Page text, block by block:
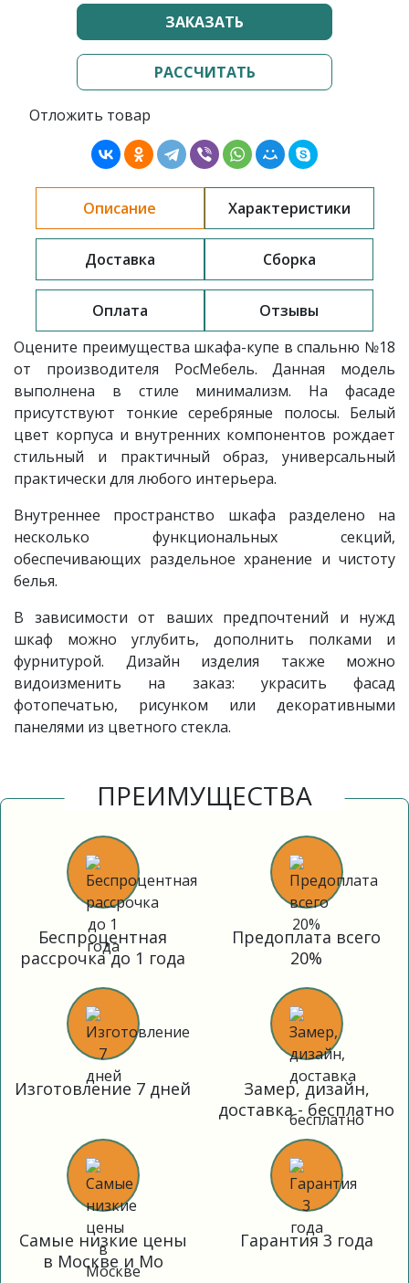
ЗАКАЗАТЬ
РАССЧИТАТЬ
Отложить товар
Описание Характеристики
Доставка Сборка
Оплата
Отзывы
Оцените преимущества шкафа-купе в спальню №18
от производителя РосМебель. Данная модель
выполнена в стиле минимализм. На фасаде
присутствуют тонкие серебряные полосы. Белый
цвет корпуса и внутренних компонентов рождает
стильный и практичный образ, универсальный
практически для любого интерьера.
Внутреннее пространство шкафа разделено на
несколько функциональных секций,
обеспечивающих раздельное хранение и чистоту
белья.
В зависимости от ваших предпочтений и нужд
шкаф можно углубить, дополнить полками и
фурнитурой. Дизайн изделия также можно
видоизменить на заказ: украсить фасад
фотопечатью, рисунком или декоративными
панелями из цветного стекла.
ПРЕИМУЩЕСТВА
Беспроцентная
рассрочка до 1 года
Предоплата всего
20%
Изготовление 7 дней
Замер, дизайн,
доставка - бесплатно
Самые низкие цены
в Москве и Мо
Гарантия 3 года